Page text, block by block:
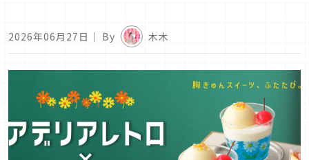
2026年06月27日 ｜ By 木木